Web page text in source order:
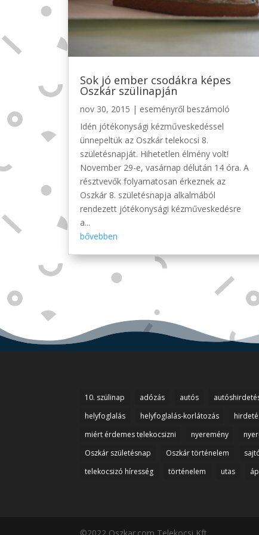
Sok jó ember csodákra képes
Oszkár szülinapján
nov 30, 2015 | eseményről beszámoló
Idén jótékonysági kézműveskedéssel
ünnepeltük az Oszkár telekocsi 8.
születésnapját. Hihetetlen élmény volt!
November 29-e, vasárnap délután 14 óra. A
résztvevők folyamatosan érkeznek az
Oszkár 8. születésnapja alkalmából
rendezett jótékonysági kézműveskedésre
a...
bővebben
10. szülinap adózás autós
helyfoglalás
helyfoglalás-korlátozás
miért érdemes telekocsizni
nyeremény
Oszkár születésnap
Oszkár történelem
telekocsizó híresség
történelem utas